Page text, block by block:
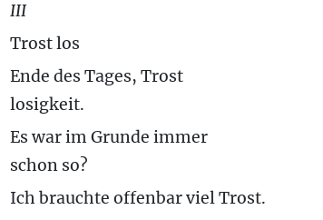
III
Trost los
Ende des Tages, Trost
losigkeit.
Es war im Grunde immer
schon so?
Ich brauchte offenbar viel Trost.